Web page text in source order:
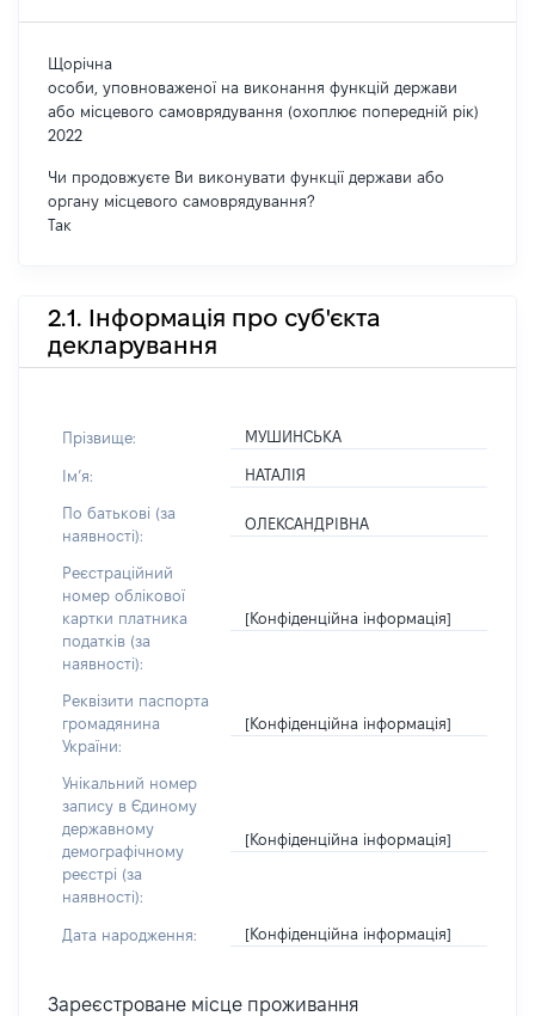
Щорічна
особи, уповноваженої на виконання функцій держави
або місцевого самоврядування (охоплює попередній рік)
2022
Чи продовжуєте Ви виконувати функції держави або
органу місцевого самоврядування?
Так
2.1. Інформація про суб'єкта
декларування
Прізвище: МУШИНСЬКА
Імʼя: НАТАЛІЯ
По батькові (за
наявності):
ОЛЕКСАНДРІВНА
Реєстраційний
номер облікової
картки платника
податків (за
наявності):
[Конфіденційна інформація]
Реквізити паспорта
громадянина
України:
[Конфіденційна інформація]
Унікальний номер
запису в Єдиному
державному
демографічному
реєстрі (за
наявності):
[Конфіденційна інформація]
Дата народження: [Конфіденційна інформація]
Зареєстроване місце проживання